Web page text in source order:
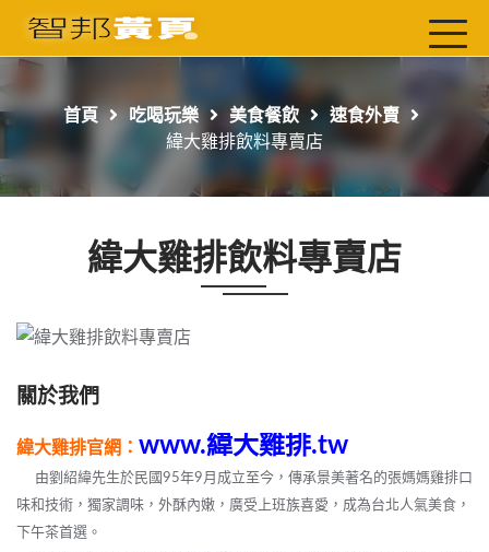
首頁
工商服務
免費刊登
首頁 吃喝玩樂 美食餐飲
速食外賣
緯大雞排飲料專賣店
緯大雞排飲料專賣店
關於我們
緯大雞排官網： www.緯大雞排.tw
由劉紹緯先生於民國95年9月成立至今，傳承景美著名的張媽媽雞排口
味和技術，獨家調味，外酥內嫩，廣受上班族喜愛，成為台北人氣美食，
下午茶首選。